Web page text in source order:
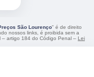
São Lourenço" é de direito
nossos links, é proibida sem a
– artigo 184 do Código Penal – Lei